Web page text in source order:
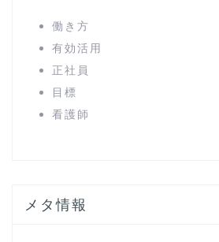
働き方
有効活用
正社員
目標
看護師
メタ情報